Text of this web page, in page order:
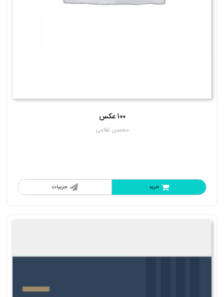
۱۰۰ عکس
محسن غلامی
جزییات خرید